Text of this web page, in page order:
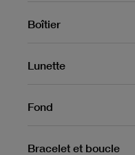
Boîtier
Lunette
Fond
Bracelet et boucle